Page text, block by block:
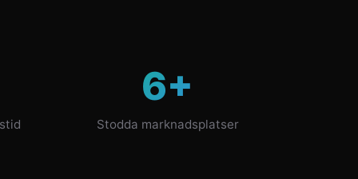
6+
Stodda marknadsplatser